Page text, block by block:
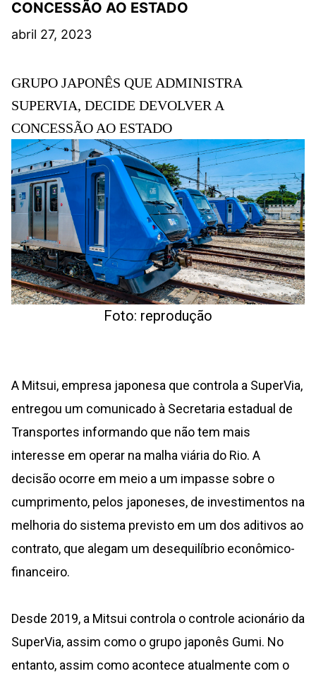
CONCESSÃO AO ESTADO
abril 27, 2023
GRUPO JAPONÊS QUE ADMINISTRA
SUPERVIA, DECIDE DEVOLVER A
CONCESSÃO AO ESTADO
Foto: reprodução
A Mitsui, empresa japonesa que controla a SuperVia,
entregou um comunicado à Secretaria estadual de
Transportes informando que não tem mais
interesse em operar na malha viária do Rio. A
decisão ocorre em meio a um impasse sobre o
cumprimento, pelos japoneses, de investimentos na
melhoria do sistema previsto em um dos aditivos ao
contrato, que alegam um desequilíbrio econômico-
financeiro.
Desde 2019, a Mitsui controla o controle acionário da
SuperVia, assim como o grupo japonês Gumi. No
entanto, assim como acontece atualmente com o